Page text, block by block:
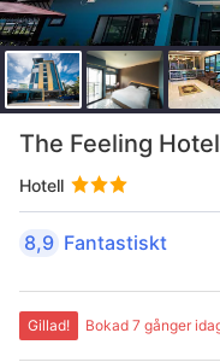
The Feeling Hotel
Hotell
8,9 Fantastiskt
Gillad! Bokad 7 gånger